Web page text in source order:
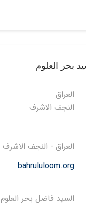
بحر العلوم
العراق
النجف الاشرف
العراق - النجف الاشرف
bahrululoom.org
السيد فاضل بحر العلوم